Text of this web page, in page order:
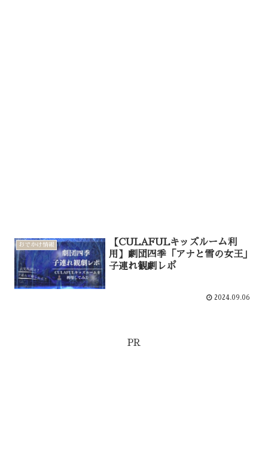
おでかけ情報
【CULAFULキッズルーム利
用】劇団四季「アナと雪の女王」
子連れ観劇レポ
2024.09.06
PR